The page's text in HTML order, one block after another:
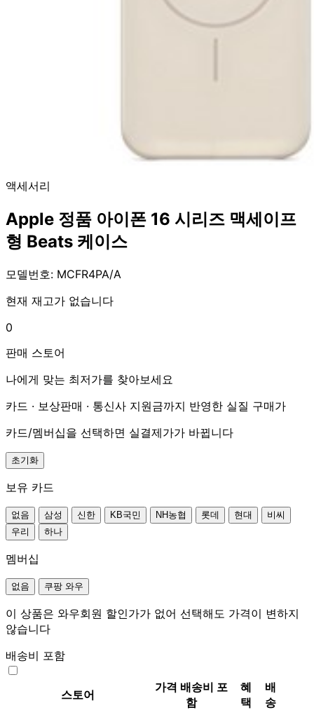
액세서리
Apple 정품 아이폰 16 시리즈 맥세이프
형 Beats 케이스
모델번호: MCFR4PA/A
현재 재고가 없습니다
0
판매 스토어
나에게 맞는 최저가를 찾아보세요
카드 · 보상판매 · 통신사 지원금까지 반영한 실질 구매가
카드/멤버십을 선택하면 실결제가가 바뀝니다
초기화
보유 카드
없음 삼성 신한 KB국민 NH농협 롯데 현대
비씨
우리
하나
멤버십
없음 쿠팡 와우
이 상품은 와우회원 할인가가 없어 선택해도 가격이 변하지
않습니다
배송비 포함
스토어
가격 배송비 포
함
혜
택
배
송